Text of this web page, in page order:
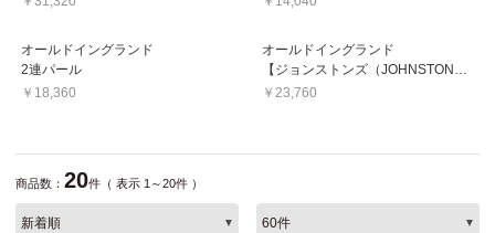
オールドイングランド
2連パール
￥18,360
オールドイングランド
￥23,760
商品数： 20件（ 表示 1～20件 ）